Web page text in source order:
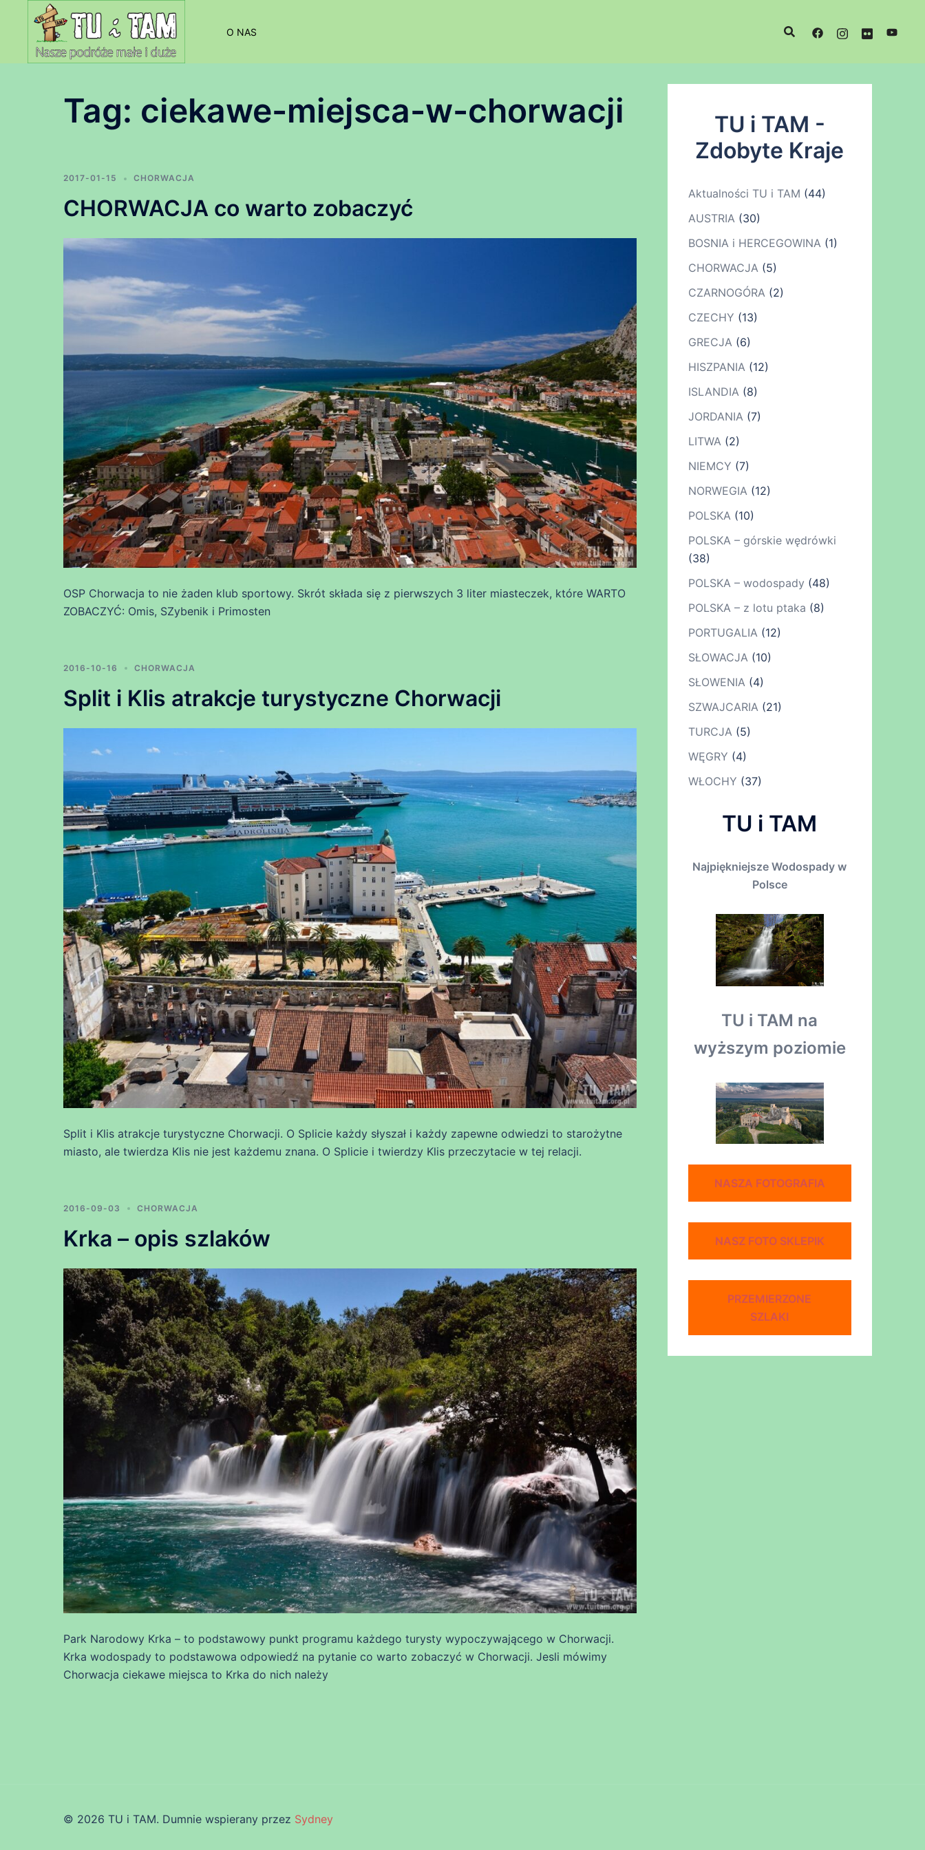
O NAS
Tag: ciekawe-miejsca-w-chorwacji
2017-01-15 CHORWACJA
CHORWACJA co warto zobaczyć
OSP Chorwacja to nie żaden klub sportowy. Skrót składa się z pierwszych 3 liter miasteczek, które WARTO
ZOBACZYĆ: Omis, SZybenik i Primosten
2016-10-16 CHORWACJA
Split i Klis atrakcje turystyczne Chorwacji
Split i Klis atrakcje turystyczne Chorwacji. O Splicie każdy słyszał i każdy zapewne odwiedzi to starożytne
miasto, ale twierdza Klis nie jest każdemu znana. O Splicie i twierdzy Klis przeczytacie w tej relacji.
2016-09-03 CHORWACJA
Krka – opis szlaków
Park Narodowy Krka – to podstawowy punkt programu każdego turysty wypoczywającego w Chorwacji.
Krka wodospady to podstawowa odpowiedź na pytanie co warto zobaczyć w Chorwacji. Jesli mówimy
Chorwacja ciekawe miejsca to Krka do nich należy
TU i TAM -
Zdobyte Kraje
Aktualności TU i TAM (44)
AUSTRIA(30)
BOSNIA i HERCEGOWINA(1)
CHORWACJA(5)
CZARNOGÓRA(2)
CZECHY (13)
GRECJA(6)
HISZPANIA(12)
ISLANDIA(8)
JORDANIA(7)
LITWA(2)
NIEMCY (7)
NORWEGIA(12)
POLSKA(10)
POLSKA – górskie wędrówki
(38)
POLSKA – wodospady (48)
POLSKA – z lotu ptaka (8)
PORTUGALIA(12)
SŁOWACJA(10)
SŁOWENIA(4)
SZWAJCARIA(21)
TURCJA(5)
WĘGRY (4)
WŁOCHY (37)
TU i TAM
Najpiękniejsze Wodospady w
Polsce
TU i TAM na
wyższym poziomie
NASZA FOTOGRAFIA
NASZ FOTO SKLEPIK
PRZEMIERZONE
SZLAKI
© 2026 TU i TAM. Dumnie wspierany przez Sydney